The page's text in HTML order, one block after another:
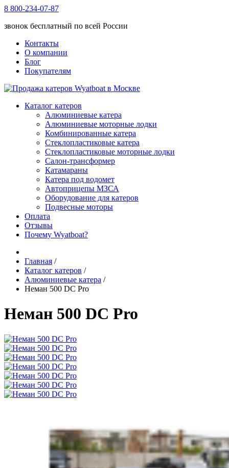
8 800-234-07-87
звонок бесплатный по всей России
Контакты
О компании
Блог
Покупателям
Каталог катеров
Алюминиевые катера
Алюминиевые моторные лодки
Комбинированные катера
Стеклопластиковые катера
Стеклопластиковые моторные лодки
Салон-трансформер
Катамараны
Катера под водомет
Автоприцепы МЗСА
Оборудование для катеров
Подвесные моторы
Оплата
Отзывы
Почему Wyatboat?
Главная /
Каталог катеров /
Алюминиевые катера /
Неман 500 DC Pro
Неман 500 DC Pro